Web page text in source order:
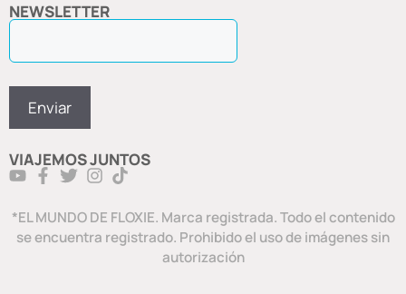
NEWSLETTER
VIAJEMOS JUNTOS
*EL MUNDO DE FLOXIE. Marca registrada. Todo el contenido
se encuentra registrado. Prohibido el uso de imágenes sin
autorización